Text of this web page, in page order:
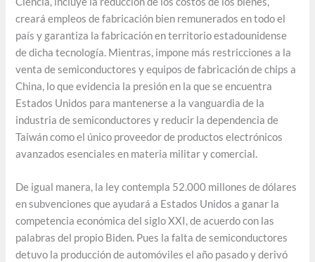
creará empleos de fabricación bien remunerados en todo el
país y garantiza la fabricación en territorio estadounidense
de dicha tecnología. Mientras, impone más restricciones a la
venta de semiconductores y equipos de fabricación de chips a
China, lo que evidencia la presión en la que se encuentra
Estados Unidos para mantenerse a la vanguardia de la
industria de semiconductores y reducir la dependencia de
Taiwán como el único proveedor de productos electrónicos
avanzados esenciales en materia militar y comercial.
De igual manera, la ley contempla 52.000 millones de dólares
en subvenciones que ayudará a Estados Unidos a ganar la
competencia económica del siglo XXI, de acuerdo con las
palabras del propio Biden. Pues la falta de semiconductores
detuvo la producción de automóviles el año pasado y derivó